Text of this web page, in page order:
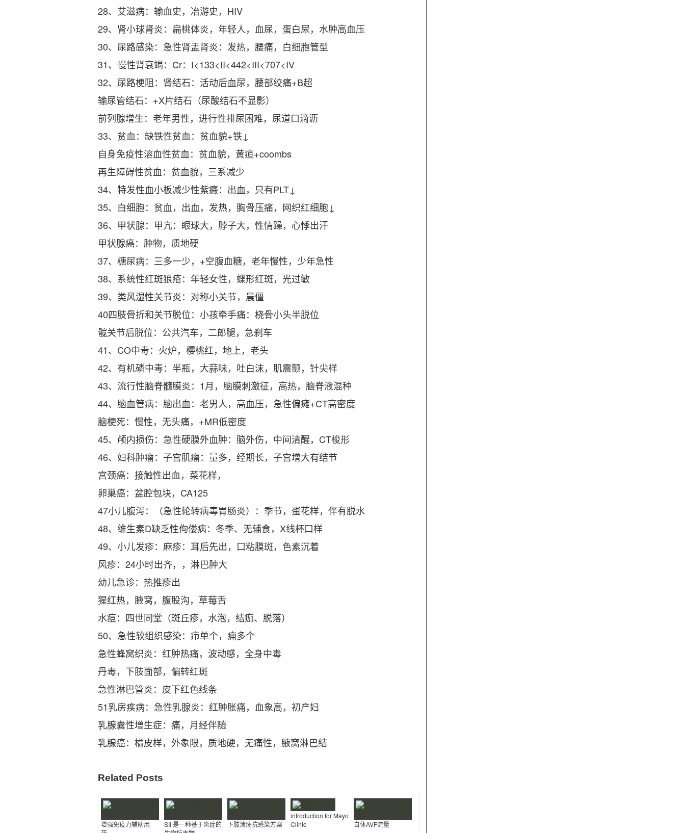
28、艾滋病：输血史，冶游史，HIV
29、肾小球肾炎：扁桃体炎，年轻人，血尿，蛋白尿，水肿高血压
30、尿路感染：急性肾盂肾炎：发热，腰痛，白细胞管型
31、慢性肾衰竭：Cr：I<133<II<442<III<707<IV
32、尿路梗阻：肾结石：活动后血尿，腰部绞痛+B超
输尿管结石：+X片结石（尿酸结石不显影）
前列腺增生：老年男性，进行性排尿困难，尿道口滴沥
33、贫血：缺铁性贫血：贫血貌+铁↓
自身免疫性溶血性贫血：贫血貌，黄疸+coombs
再生障碍性贫血：贫血貌，三系减少
34、特发性血小板减少性紫癜：出血，只有PLT↓
35、白细胞：贫血，出血，发热，胸骨压痛，网织红细胞↓
36、甲状腺：甲亢：眼球大，脖子大，性情躁，心悸出汗
甲状腺癌：肿物，质地硬
37、糖尿病：三多一少，+空腹血糖，老年慢性，少年急性
38、系统性红斑狼疮：年轻女性，蝶形红斑，光过敏
39、类风湿性关节炎：对称小关节，晨僵
40四肢骨折和关节脱位：小孩牵手痛：桡骨小头半脱位
髋关节后脱位：公共汽车，二郎腿，急刹车
41、CO中毒：火炉，樱桃红，地上，老头
42、有机磷中毒：半瓶，大蒜味，吐白沫，肌震颤，针尖样
43、流行性脑脊髓膜炎：1月，脑膜刺激征，高热，脑脊液混种
44、脑血管病：脑出血：老男人，高血压，急性偏瘫+CT高密度
脑梗死：慢性，无头痛，+MR低密度
45、颅内损伤：急性硬膜外血肿：脑外伤，中间清醒，CT梭形
46、妇科肿瘤：子宫肌瘤：量多，经期长，子宫增大有结节
宫颈癌：接触性出血，菜花样，
卵巢癌：盆腔包块，CA125
47小儿腹泻：（急性轮转病毒胃肠炎）：季节，蛋花样，伴有脱水
48、维生素D缺乏性佝偻病：冬季、无辅食，X线杯口样
49、小儿发疹：麻疹：耳后先出，口粘膜斑，色素沉着
风疹：24小时出齐，，淋巴肿大
幼儿急诊：热推疹出
猩红热，腋窝，腹股沟，草莓舌
水痘：四世同堂（斑丘疹，水泡，结痂、脱落）
50、急性软组织感染：疖单个，痈多个
急性蜂窝织炎：红肿热痛，波动感，全身中毒
丹毒，下肢面部，偏转红斑
急性淋巴管炎：皮下红色线条
51乳房疾病：急性乳腺炎：红肿胀痛，血象高，初产妇
乳腺囊性增生症：痛，月经伴随
乳腺癌：橘皮样，外象限，质地硬，无痛性，腋窝淋巴结
Related Posts
增强免疫力辅助用
SII 是一种基于炎症的
下肢溃疡抗感染方案
introduction for Mayo
Clinic
自体AVF流量